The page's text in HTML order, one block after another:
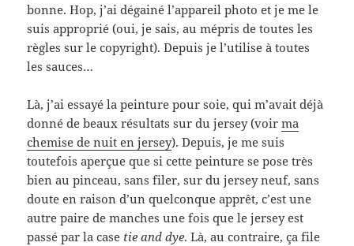
bonne. Hop, j’ai dégainé l’appareil photo et je me le
suis approprié (oui, je sais, au mépris de toutes les
règles sur le copyright). Depuis je l’utilise à toutes
les sauces…
Là, j’ai essayé la peinture pour soie, qui m’avait déjà
donné de beaux résultats sur du jersey (voirma
chemise de nuit en jersey). Depuis, je me suis
toutefois aperçue que si cette peinture se pose très
bien au pinceau, sans filer, sur du jersey neuf, sans
doute en raison d’un quelconque apprêt, c’est une
autre paire de manches une fois que le jersey est
passé par la case tie and dye. Là, au contraire, ça file